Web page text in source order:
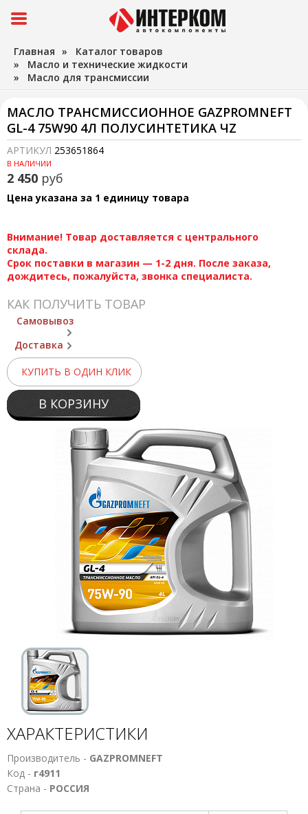
Главная » Каталог товаров
» Масло и технические жидкости
» Масло для трансмиссии
МАСЛО ТРАНСМИССИОННОЕ GAZPROMNEFT
GL-4 75W90 4Л ПОЛУСИНТЕТИКА ЧZ
АРТИКУЛ 253651864
В НАЛИЧИИ
2 450 руб
Цена указана за 1 единицу товара
Внимание! Товар доставляется с центрального
склада.
Срок поставки в магазин — 1-2 дня. После заказа,
дождитесь, пожалуйста, звонка специалиста.
КАК ПОЛУЧИТЬ ТОВАР
Самовывоз
Доставка
КУПИТЬ В ОДИН КЛИК
В КОРЗИНУ
ХАРАКТЕРИСТИКИ
Производитель - GAZPROMNEFT
Код - г4911
Страна - РОССИЯ